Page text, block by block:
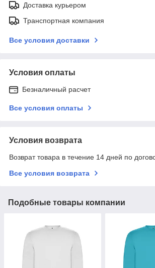
Доставка курьером
Транспортная компания
Все условия доставки
Условия оплаты
Безналичный расчет
Все условия оплаты
Условия возврата
Возврат товара в течение 14 дней по
Все условия возврата
Подобные товары компании